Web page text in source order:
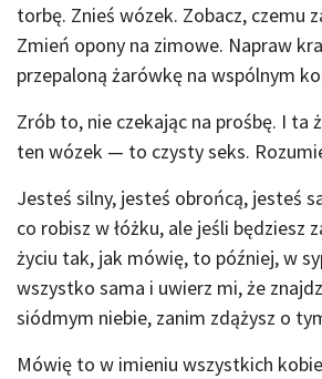
torbę. Znieś wózek. Zobacz, czemu
Zmień opony na zimowe. Napraw
przepaloną żarówkę na wspólnym
Zrób to, nie czekając na prośbę. I ta
ten wózek — to czysty seks.
Jesteś silny, jesteś obrońcą, jesteś
co robisz w łóżku, ale jeśli będziesz
życiu tak, jak mówię, to później, w
wszystko sama i uwierz mi, że
siódmym niebie, zanim zdążysz o
Mówię to w imieniu wszystkich